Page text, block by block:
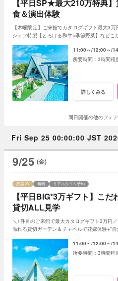
【平日SP★最大210万特典
食＆演出体験
【木曜限定】ご来館でカタログギフト最大3
シェフ特製【とろける和牛×季節野菜】などこ
11:00～ 12:00～
3時間程
詳しくみる
同日開催の他のフェ
Fri Sep 25 00:00:00 JST
9/25 (金)
【平日BIG*3万ギフト】こ
貸切ALL見学
残席 無料 リアルタイム予約
＼1件目のご来館で最大カタログギフト3万円
溢れる貸切ガーデン＆チャペルで花嫁体験+*
11:00～ 12:00～
3時間程